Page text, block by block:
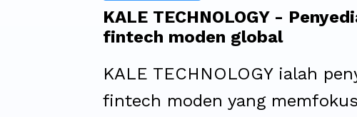
KALE TECHNOLOGY -
fintech moden global
KALE TECHNOLOGY ialah
fintech moden yang